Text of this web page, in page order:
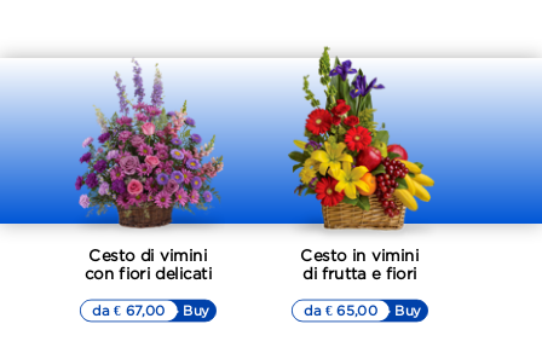
Cesto di vimini
con fiori delicati
▷▷ Buy
da € 67,00
Cesto in vimini
di frutta e fiori
▷▷ Buy
da € 65,00